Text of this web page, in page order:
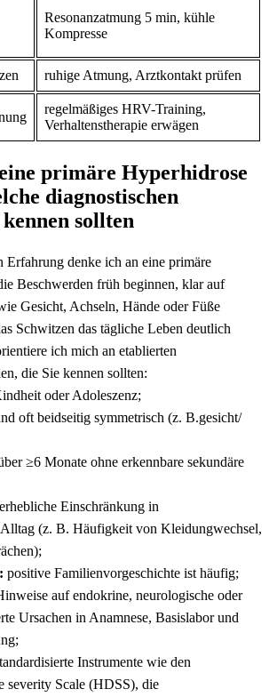
Resonanzatmung 5 ‍min, kühle
Kompresse
ruhige‌ Atmung,⁤ Arztkontakt ⁢prüfen
regelmäßiges⁣ HRV-Training,
Verhaltenstherapie ⁣erwägen
primäre Hyperhidrose
diagnostischen
sollten
Erfahrung denke ich an ‌eine⁣ primäre
Beschwerden früh beginnen, klar auf
Gesicht, Achseln, Hände oder Füße
Schwitzen das tägliche ‌Leben deutlich
⁤ich ⁤mich an etablierten
die​ Sie kennen sollten:
​oder Adoleszenz;
oft⁢ beidseitig symmetrisch (z. ‌B.gesicht/⁤
‍≥6 Monate ohne erkennbare sekundäre
erhebliche Einschränkung in
(z. B.‍ Häufigkeit von⁢ Kleidungwechsel,
positive Familienvorgeschichte ist häufig;
auf endokrine, neurologische oder
Ursachen in Anamnese, ⁤Basislabor und
​Instrumente wie den
severity Scale (HDSS), ​die⁣